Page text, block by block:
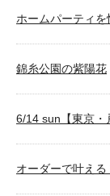
ホームパーティ
錦糸公園の紫陽花
6/14 sun【東京・
オーダーで叶え